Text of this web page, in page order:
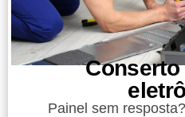
Painel sem